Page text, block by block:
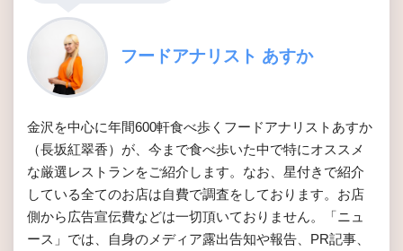
フードアナリスト あすか
金沢を中心に年間600軒食べ歩くフードアナリストあすか
（長坂紅翠香）が、今まで食べ歩いた中で特にオススメ
な厳選レストランをご紹介します。なお、星付きで紹介
している全てのお店は自費で調査をしております。お店
側から広告宣伝費などは一切頂いておりません。「ニュ
ース」では、自身のメディア露出告知や報告、PR記事、